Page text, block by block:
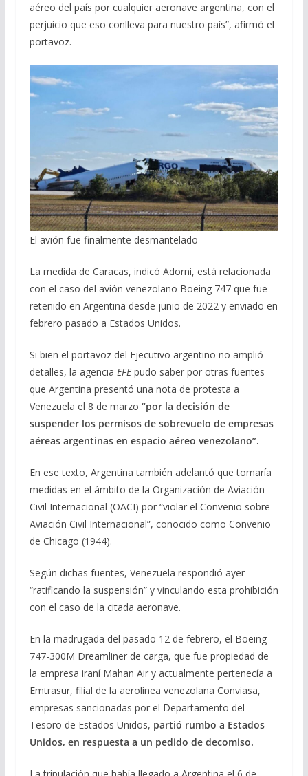
aéreo del país por cualquier aeronave argentina, con el
perjuicio que eso conlleva para nuestro país”, afirmó el
portavoz.
El avión fue finalmente desmantelado
La medida de Caracas, indicó Adorni, está relacionada
con el caso del avión venezolano Boeing 747 que fue
retenido en Argentina desde junio de 2022 y enviado en
febrero pasado a Estados Unidos.
Si bien el portavoz del Ejecutivo argentino no amplió
detalles, la agencia EFEpudo saber por otras fuentes
que Argentina presentó una nota de protesta a
Venezuela el 8 de marzo “por la decisión de
suspender los permisos de sobrevuelo de empresas
aéreas argentinas en espacio aéreo venezolano”.
En ese texto, Argentina también adelantó que tomaría
medidas en el ámbito de la Organización de Aviación
Civil Internacional (OACI) por “violar el Convenio sobre
Aviación Civil Internacional”, conocido como Convenio
de Chicago (1944).
Según dichas fuentes, Venezuela respondió ayer
“ratificando la suspensión” y vinculando esta prohibición
con el caso de la citada aeronave.
En la madrugada del pasado 12 de febrero, el Boeing
747-300M Dreamliner de carga, que fue propiedad de
la empresa iraní Mahan Air y actualmente pertenecía a
Emtrasur, filial de la aerolínea venezolana Conviasa,
empresas sancionadas por el Departamento del
Tesoro de Estados Unidos, partió rumbo a Estados
Unidos, en respuesta a un pedido de decomiso.